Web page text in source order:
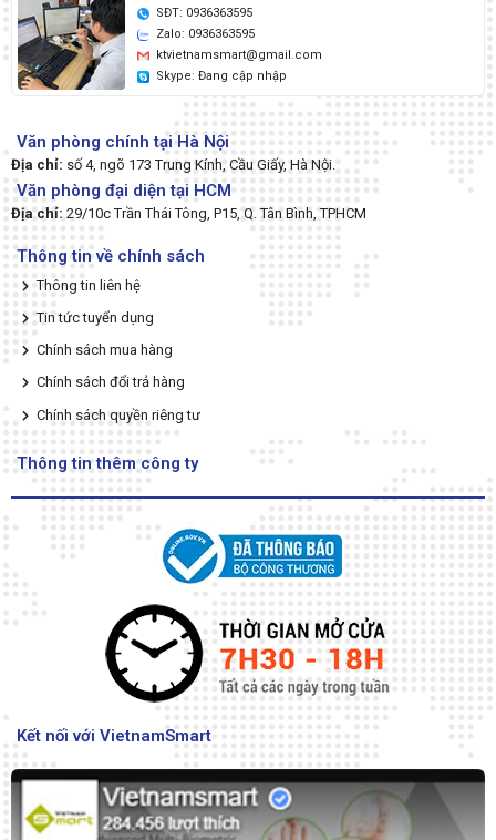
SĐT: 0936363595
Zalo: 0936363595
ktvietnamsmart@gmail.com
Skype: Đang cập nhập
Văn phòng chính tại Hà Nội
Địa chỉ: số 4, ngõ 173 Trung Kính, Cầu Giấy, Hà Nội.
Văn phòng đại diện tại HCM
Địa chỉ: 29/10c Trần Thái Tông, P15, Q. Tân Bình, TPHCM
Thông tin về chính sách
Thông tin liên hệ
Tin tức tuyển dụng
Chính sách mua hàng
Chính sách đổi trả hàng
Chính sách quyền riêng tư
Thông tin thêm công ty
Kết nối với VietnamSmart